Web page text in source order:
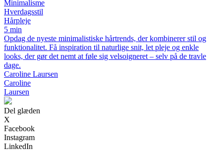
Minimalisme
Hverdagsstil
Hårpleje
5 min
Opdag de nyeste minimalistiske hårtrends, der kombinerer stil og
funktionalitet. Få inspiration til naturlige snit, let pleje og enkle
looks, der gør det nemt at føle sig velsoigneret – selv på de travle
dage.
Caroline Laursen
Caroline
Laursen
Del glæden
X
Facebook
Instagram
LinkedIn